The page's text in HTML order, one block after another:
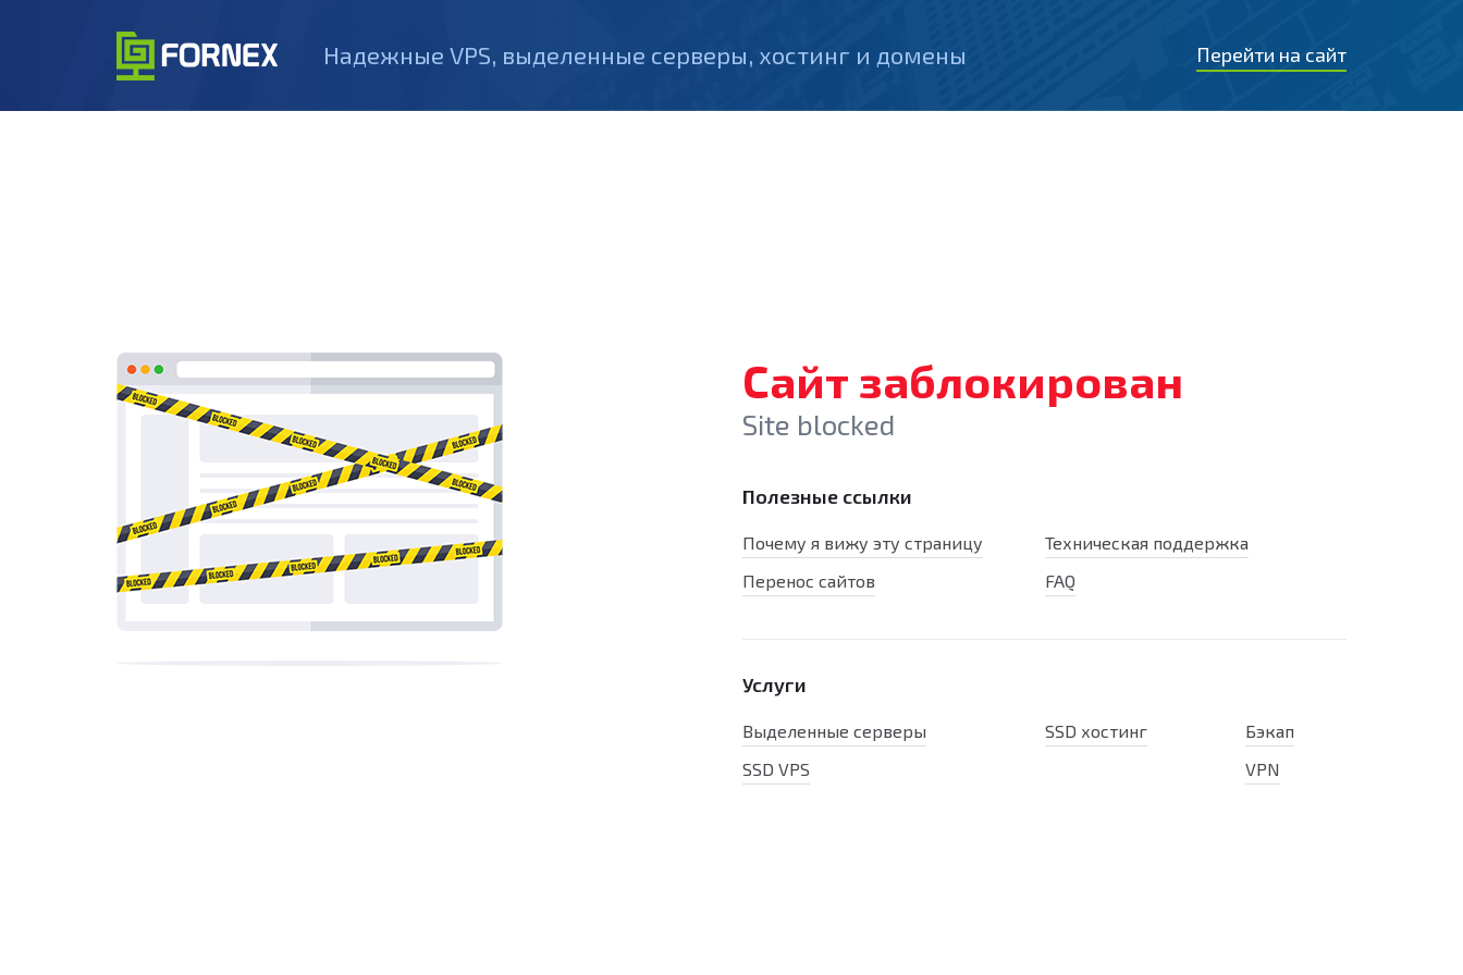
Надежные VPS, выделенные серверы, хостинг и домены Перейти на сайт
Сайт заблокирован
Site blocked
Полезные ссылки
Почему я вижу эту страницу
Перенос сайтов
Техническая поддержка
FAQ
Услуги
Выделенные серверы
SSD VPS
SSD хостинг
Бэкап
VPN